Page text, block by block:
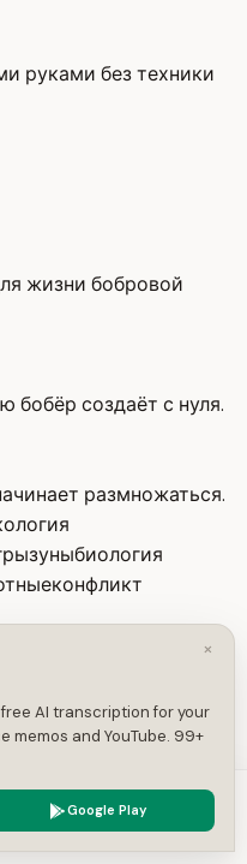
руками без техники
жизни бобровой
бобёр создаёт с нуля.
размножаться.
биология
конфликт
YouTube videos —
and unlimited
here →
·Merge SRT
Subtitle
×
AI transcription for your
memos and YouTube. 99+
Google Play